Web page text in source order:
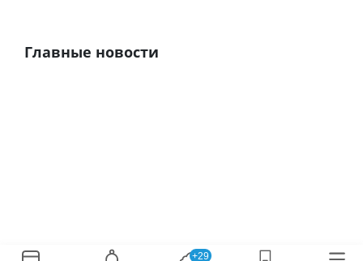
Главные новости
+29